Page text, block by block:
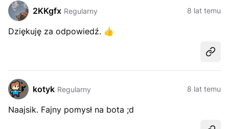
2KKgfx Regularny 8 lat temu
Dziękuję za odpowiedź. 👍
kotyk Regularny 8 lat temu
Naajsik. Fajny pomysł na bota ;d